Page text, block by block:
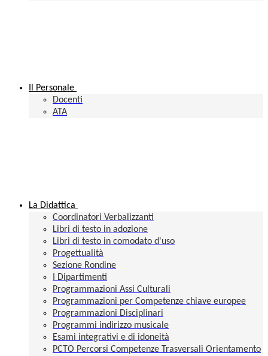
Il Personale
Docenti
ATA
La Didattica
Coordinatori Verbalizzanti
Libri di testo in adozione
Libri di testo in comodato d'uso
Progettualità
Sezione Rondine
I Dipartimenti
Programmazioni Assi Culturali
Programmazioni per Competenze chiave europee
Programmazioni Disciplinari
Programmi indirizzo musicale
Esami integrativi e di idoneità
PCTO Percorsi Competenze Trasversali Orientamento